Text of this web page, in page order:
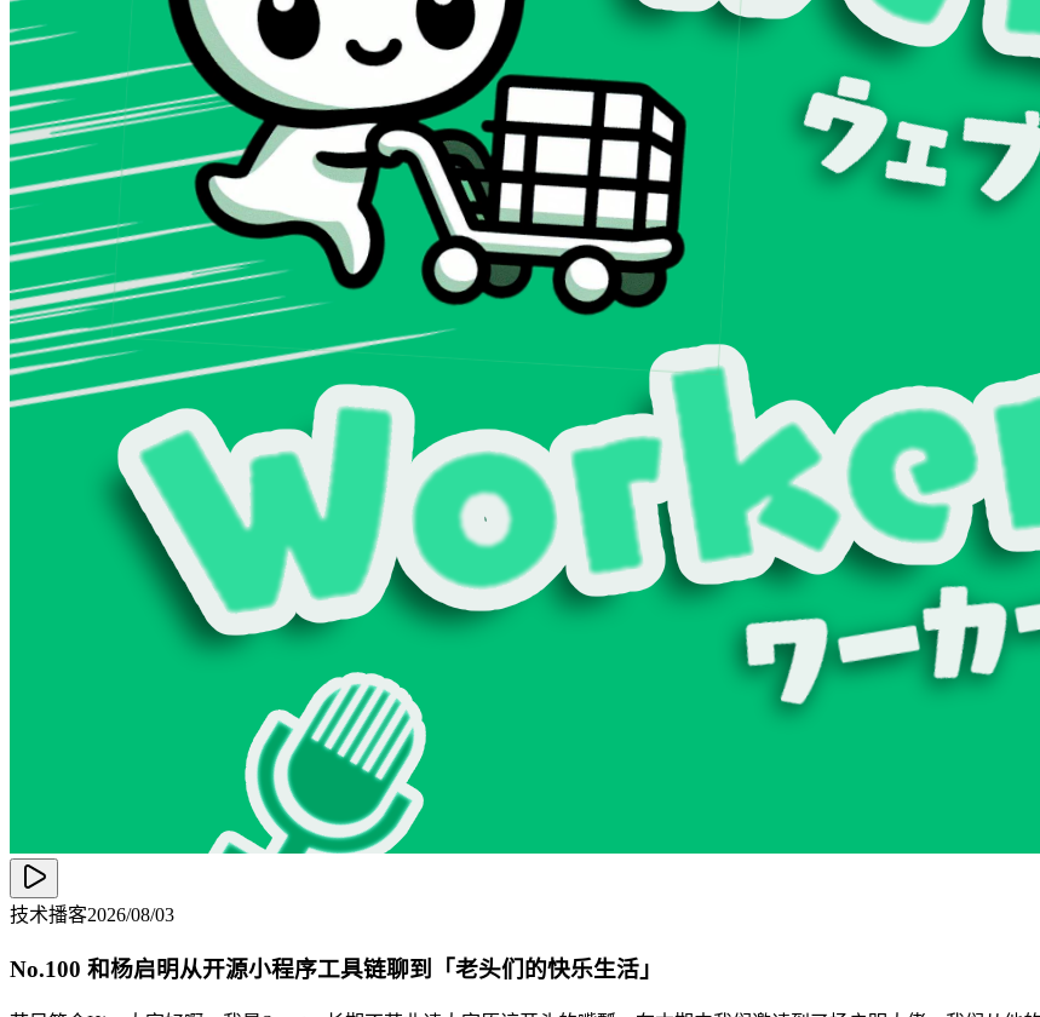
技术播客2026/08/03
No.100 和杨启明从开源小程序工具链聊到「老头们的快乐生活」